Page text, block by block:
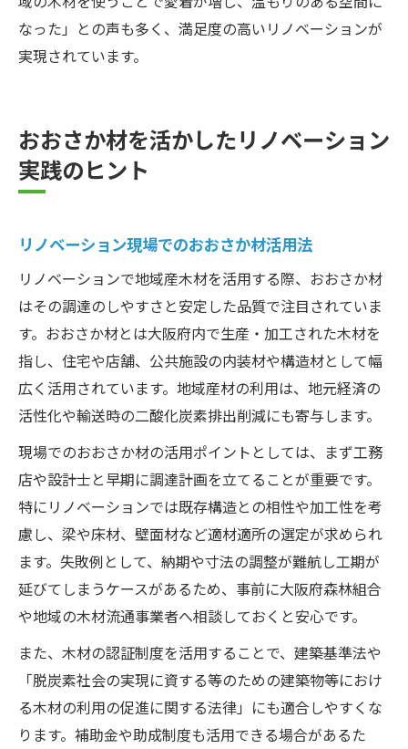
なった」との声も多く、満足度の高いリノベーションが
実現されています。
おおさか材を活かしたリノベーション
実践のヒント
リノベーション現場でのおおさか材活用法
リノベーションで地域産木材を活用する際、おおさか材
はその調達のしやすさと安定した品質で注目されていま
す。おおさか材とは大阪府内で生産・加工された木材を
指し、住宅や店舗、公共施設の内装材や構造材として幅
広く活用されています。地域産材の利用は、地元経済の
活性化や輸送時の二酸化炭素排出削減にも寄与します。
現場でのおおさか材の活用ポイントとしては、まず工務
店や設計士と早期に調達計画を立てることが重要です。
特にリノベーションでは既存構造との相性や加工性を考
慮し、梁や床材、壁面材など適材適所の選定が求められ
ます。失敗例として、納期や寸法の調整が難航し工期が
延びてしまうケースがあるため、事前に大阪府森林組合
や地域の木材流通事業者へ相談しておくと安心です。
また、木材の認証制度を活用することで、建築基準法や
「脱炭素社会の実現に資する等のための建築物等におけ
る木材の利用の促進に関する法律」にも適合しやすくな
ります。補助金や助成制度も活用できる場合があるた